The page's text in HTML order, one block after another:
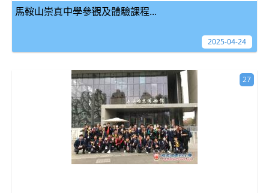
馬鞍山崇真中學參觀及體驗課程...
2025-04-24
27